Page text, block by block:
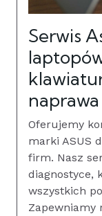
Serwis
Oferujemy
marki ASUS
firm. Nasz
diagnostyce,
wszystkich
Zapewniamy